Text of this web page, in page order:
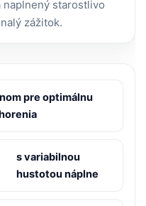
naplnený starostlivo
zážitok.
pre optimálnu
s variabilnou
hustotou náplne